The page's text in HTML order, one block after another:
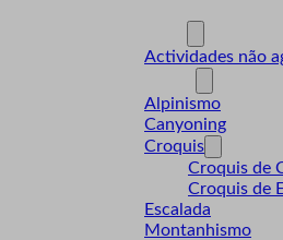
Actividades não
Alpinismo
Canyoning
Croquis
Croquis de
Croquis de
Escalada
Montanhismo